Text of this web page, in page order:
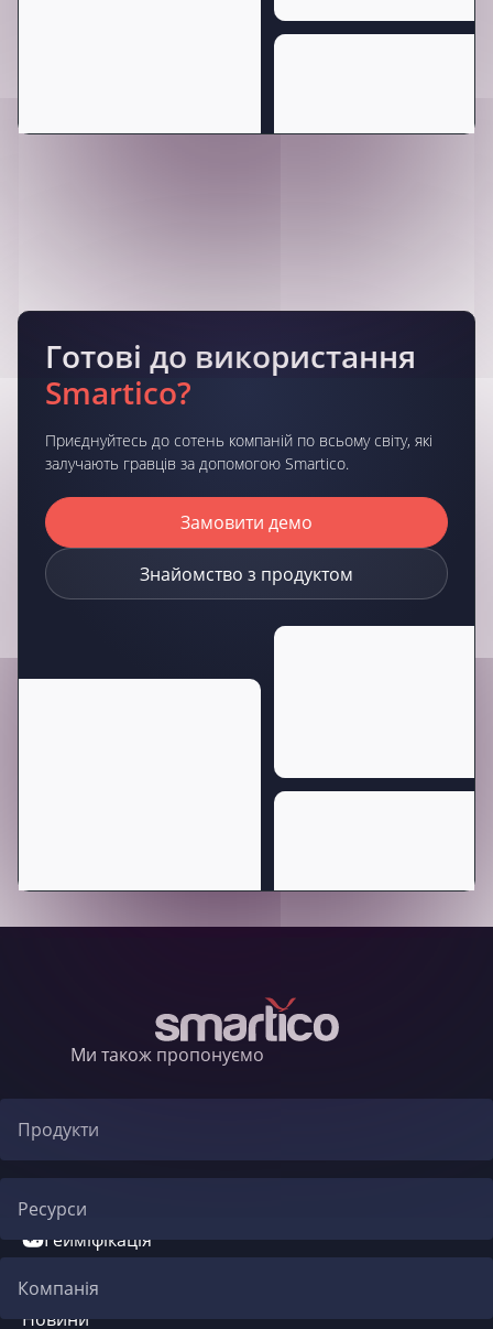
Готові до використання
Smartico?
Приєднуйтесь до сотень компаній по всьому світу, які
залучають гравців за допомогою Smartico.
Замовити демо
Знайомство з продуктом
Ми також пропонуємо
Продукти
Гейміфікація
Система бонусів
Ресурси
Новини
Компанія